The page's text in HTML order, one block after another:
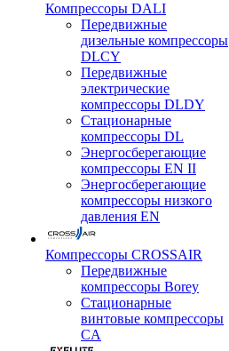
Компрессоры DALI
Передвижные
дизельные компрессоры
DLCY
Передвижные
электрические
компрессоры DLDY
Стационарные
компрессоры DL
Энергосберегающие
компрессоры EN II
Энергосберегающие
компрессоры низкого
давления EN
Компрессоры CROSSAIR
Передвижные
компрессоры Borey
Стационарные
винтовые компрессоры
CA